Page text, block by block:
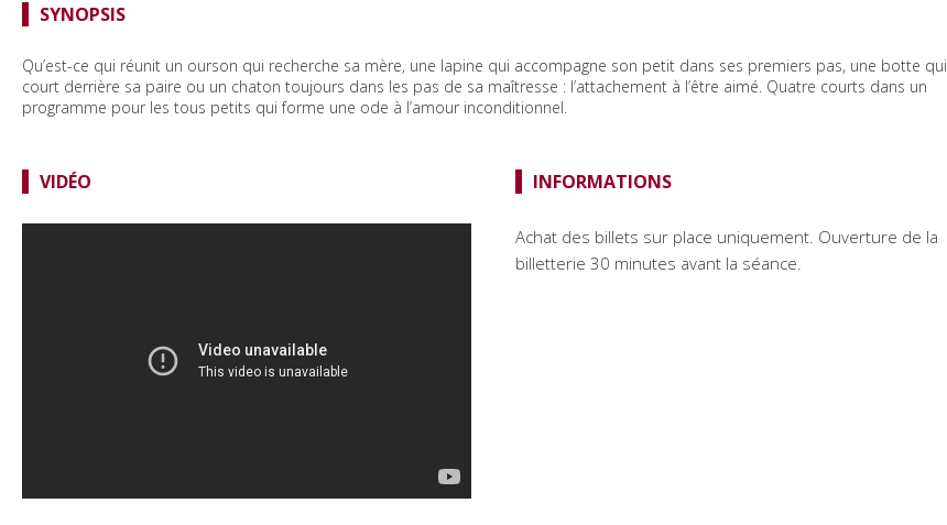
SYNOPSIS
Qu’est-ce qui réunit un ourson qui recherche sa mère, une lapine qui accompagne son petit dans ses premiers pas, une botte qui
court derrière sa paire ou un chaton toujours dans les pas de sa maîtresse : l’attachement à l’être aimé. Quatre courts dans un
programme pour les tous petits qui forme une ode à l’amour inconditionnel.
VIDÉO INFORMATIONS
Achat des billets sur place uniquement. Ouverture de la
billetterie 30 minutes avant la séance.